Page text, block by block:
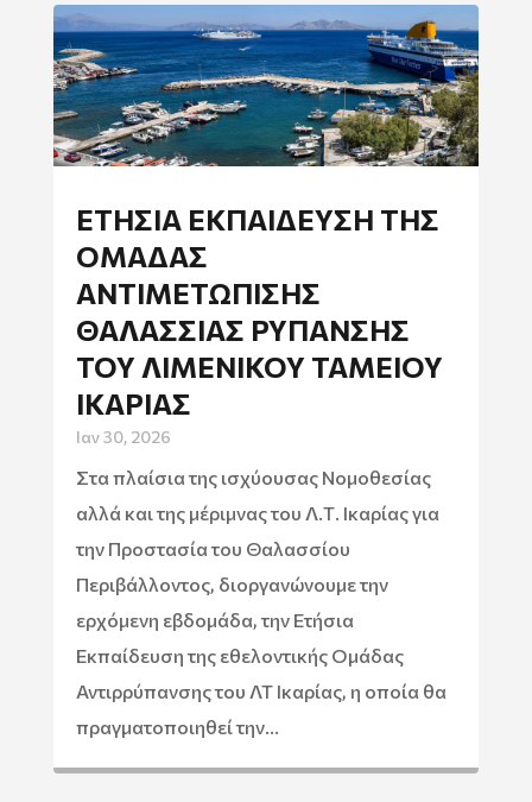
ΕΤΉΣΙΑ ΕΚΠΑΊΔΕΥΣΗ ΤΗΣ
ΟΜΆΔΑΣ
ΑΝΤΙΜΕΤΏΠΙΣΗΣ
ΘΑΛΆΣΣΙΑΣ ΡΎΠΑΝΣΗΣ
ΤΟΥ ΛΙΜΕΝΙΚΟΎ ΤΑΜΕΊΟΥ
ΙΚΑΡΊΑΣ
Ιαν 30, 2026
Στα πλαίσια της ισχύουσας Νομοθεσίας
αλλά και της μέριμνας του Λ.Τ. Ικαρίας για
την Προστασία του Θαλασσίου
Περιβάλλοντος, διοργανώνουμε την
ερχόμενη εβδομάδα, την Ετήσια
Εκπαίδευση της εθελοντικής Ομάδας
Αντιρρύπανσης του ΛΤ Ικαρίας, η οποία θα
πραγματοποιηθεί την...